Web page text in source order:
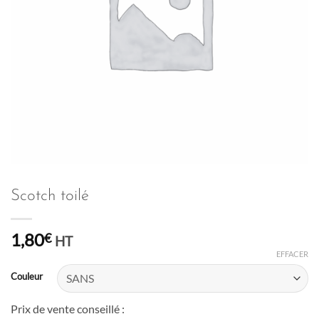
Scotch toilé
1,80€ HT
Couleur
EFFACER
Prix de vente conseillé :